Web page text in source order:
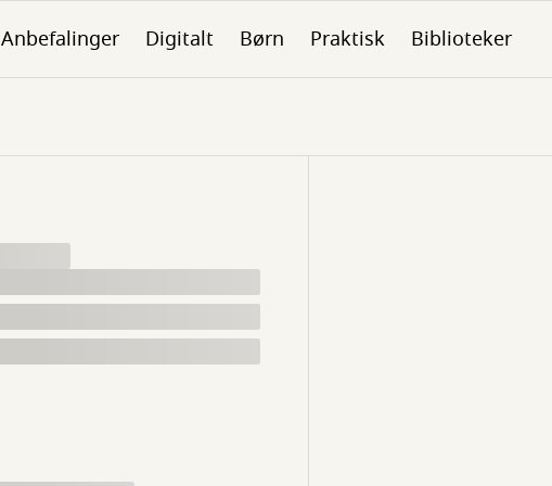
Anbefalinger Digitalt Børn Praktisk Biblioteker